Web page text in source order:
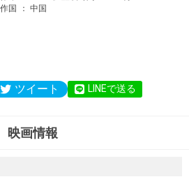
国
中国
ツイート LINEで送る
映画情報